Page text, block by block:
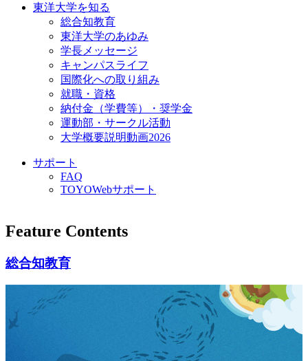
東洋大学を知る
総合知教育
東洋大学のあゆみ
学長メッセージ
キャンパスライフ
国際化への取り組み
就職・資格
納付金（学費等）・奨学金
運動部・サークル活動
大学概要説明動画2026
サポート
FAQ
TOYOWebサポート
Feature Contents
総合知教育